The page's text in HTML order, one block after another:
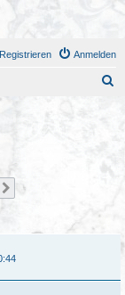
Anmelden
Registrieren
Nächste